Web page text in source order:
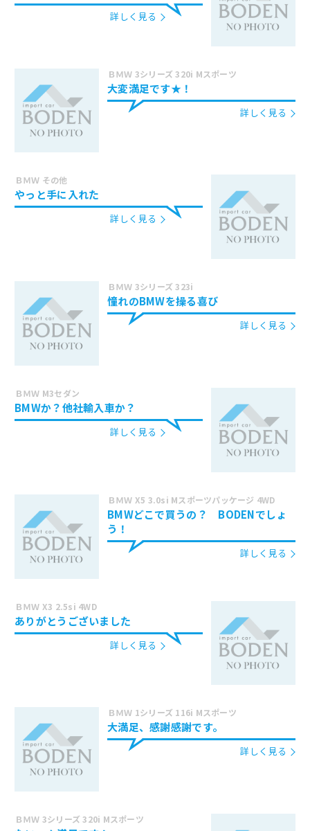
詳しく見る
ＢＭＷ 3シリーズ 320i Mスポーツ
大変満足です★！
詳しく見る
ＢＭＷ その他
やっと手に入れた
詳しく見る
ＢＭＷ 3シリーズ 323i
憧れのBMWを操る喜び
詳しく見る
ＢＭＷ M3セダン
BMWか？他社輸入車か？
詳しく見る
ＢＭＷ X5 3.0si Mスポーツパッケージ 4WD
BMWどこで買うの？ BODENでしょ
う！
詳しく見る
ＢＭＷ X3 2.5si 4WD
ありがとうございました
詳しく見る
ＢＭＷ 1シリーズ 116i Mスポーツ
大満足、感謝感謝です。
詳しく見る
ＢＭＷ 3シリーズ 320i Mスポーツ